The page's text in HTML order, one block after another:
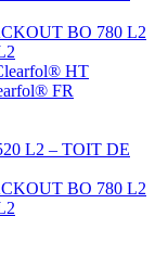
BO 780 L2
HT
FR
L2 – TOIT DE
BO 780 L2